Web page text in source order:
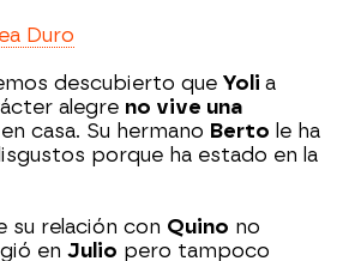
Duro
descubierto que Yoli a
alegre no vive una
en casa. Su hermano Berto le ha
porque ha estado en la
su relación con Quino no
en Julio pero tampoco